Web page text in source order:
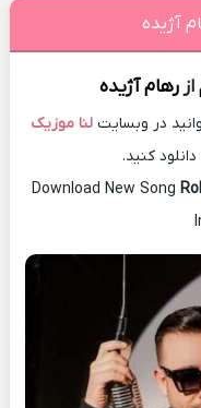
آژیده
ازرهام آژیده
در وبسایتلنا موزیک
کنید.
Download New Song